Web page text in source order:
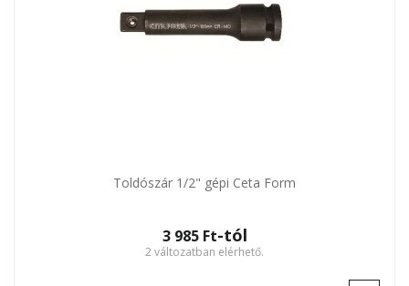
Toldószár 1/2" gépi Ceta Form
3 985 Ft‎-tól
2 változatban elérhető.